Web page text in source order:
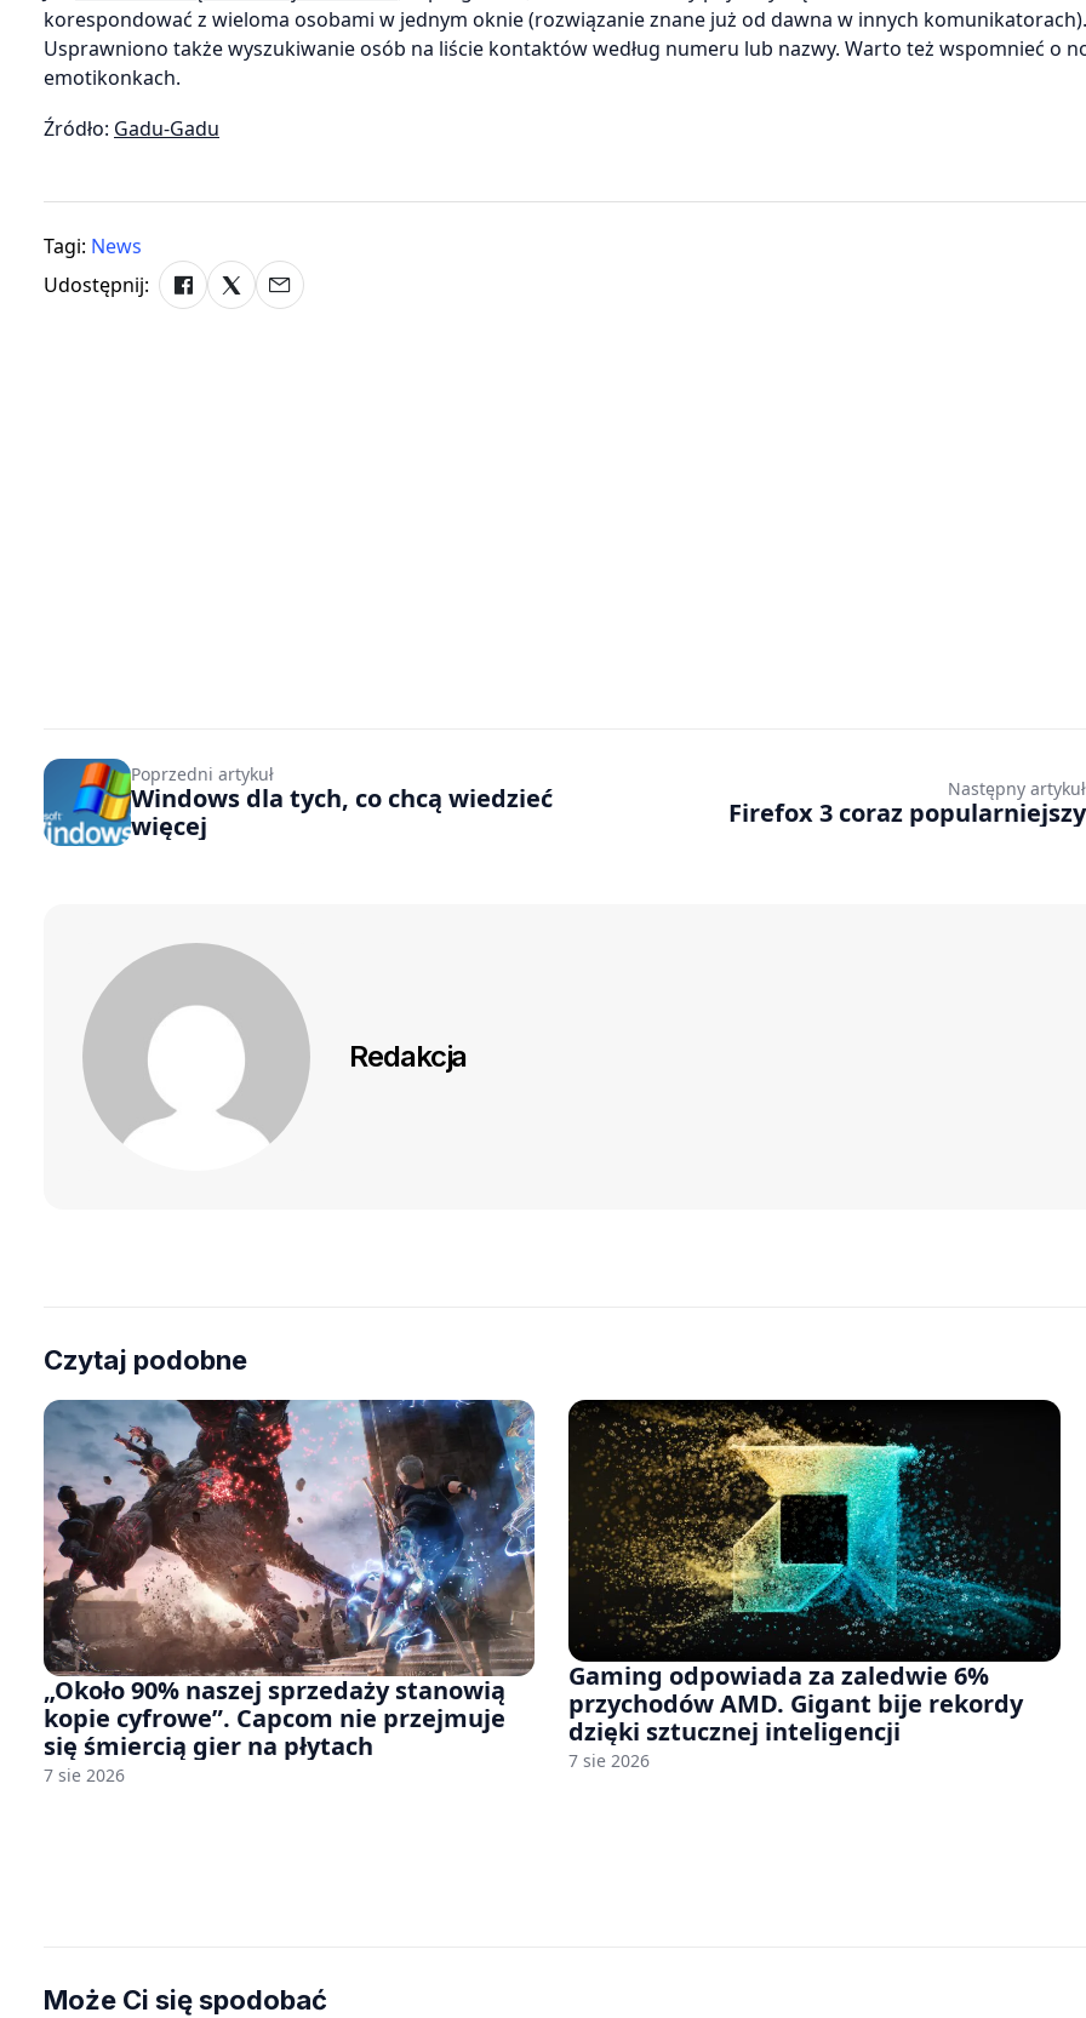
korespondować z wieloma osobami w jednym oknie (rozwiązanie znane już od dawna w innych komunikatorach).
Usprawniono także wyszukiwanie osób na liście kontaktów według numeru lub nazwy. Warto też wspomnieć o
emotikonkach.
Źródło: Gadu-Gadu
Tagi: News
Udostępnij:
Poprzedni artykuł
Windows dla tych, co chcą wiedzieć
więcej
Następny artykuł
Firefox 3 coraz popularniejszy
Redakcja
Czytaj podobne
„Około 90% naszej sprzedaży stanowią
kopie cyfrowe”. Capcom nie przejmuje
się śmiercią gier na płytach
7 sie 2026
Gaming odpowiada za zaledwie 6%
przychodów AMD. Gigant bije rekordy
dzięki sztucznej inteligencji
7 sie 2026
Może Ci się spodobać